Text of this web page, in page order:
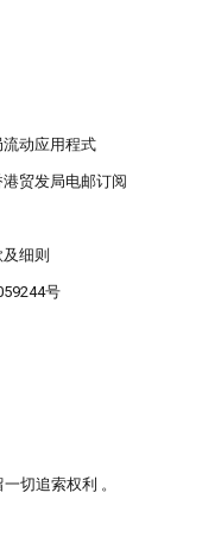
动应用程式
贸发局电邮订阅
细则
号
切追索权利 。